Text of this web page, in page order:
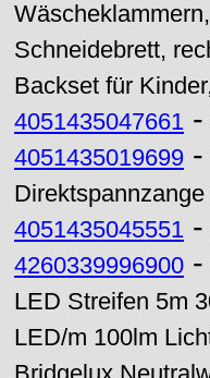
Schneidebrett,
Backset für
4051435047661 -
4051435019699 -
4051435045551 -
4260339996900 -
LED Streifen 5m
LED/m 100lm